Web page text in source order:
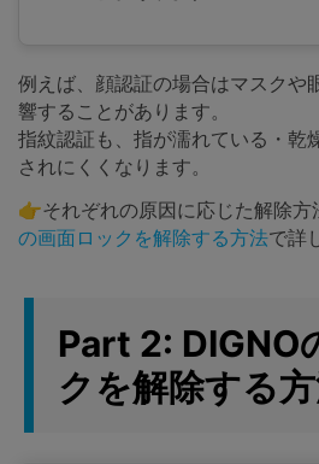
例えば、顔認証の場合はマスクや
響することがあります。
指紋認証も、指が濡れている・乾
されにくくなります。
👉それぞれの原因に応じた解除方
の画面ロックを解除する方法で詳
Part 2: DIGNO
クを解除する